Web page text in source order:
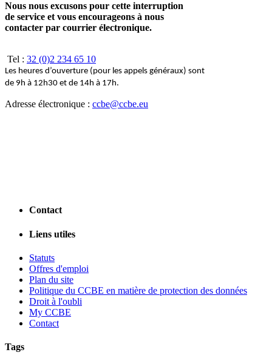
Nous nous excusons pour cette interruption
de service et vous encourageons à nous
contacter par courrier électronique.
Tel : 32 (0)2 234 65 10
Les heures d’ouverture (pour les appels généraux) sont
de 9h à 12h30 et de 14h à 17h.
Adresse électronique : ccbe@ccbe.eu
Contact
Liens utiles
Statuts
Offres d'emploi
Plan du site
Politique du CCBE en matière de protection des données
Droit à l'oubli
My CCBE
Contact
Tags